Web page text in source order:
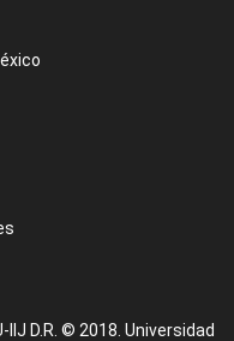
D.R. © 2018. Universidad